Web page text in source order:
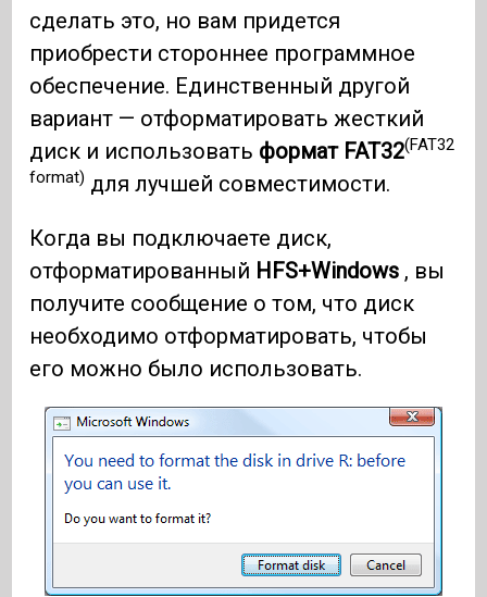
сделать это, но вам придется
приобрести стороннее программное
обеспечение. Единственный другой
вариант — отформатировать жесткий
диск и использовать формат FAT32(FAT32
format) для лучшей совместимости.
Когда вы подключаете диск,
отформатированный HFS+Windows , вы
получите сообщение о том, что диск
необходимо отформатировать, чтобы
его можно было использовать.